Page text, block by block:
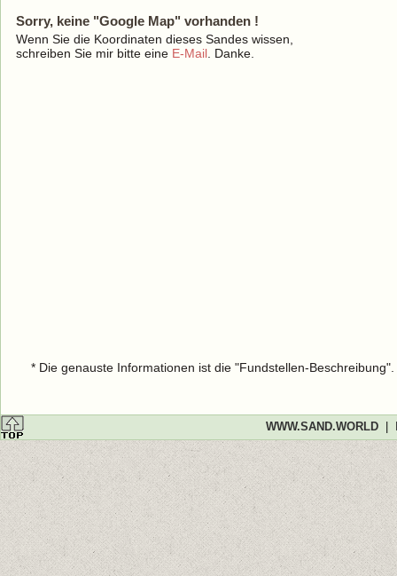
Sorry, keine "Google Map" vorhanden !
Wenn Sie die Koordinaten dieses Sandes wissen,
schreiben Sie mir bitte eine E-Mail . Danke.
* Die genauste Informationen ist die "Fundstellen-
WWW.SAND.WORLD|